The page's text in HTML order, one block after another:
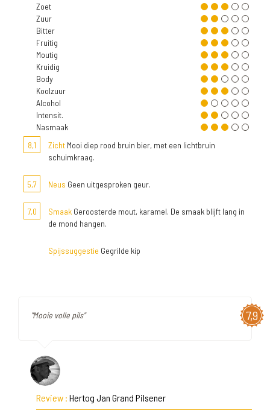
Zoet
Zuur
Bitter
Fruitig
Moutig
Kruidig
Body
Koolzuur
Alcohol
Intensit.
Nasmaak
8,1
Zicht Mooi diep rood bruin bier, met een lichtbruin
schuimkraag.
5,7 Neus Geen uitgesproken geur.
7,0 Smaak Geroosterde mout, karamel. De smaak blijft lang in
de mond hangen.
Spijssuggestie Gegrilde kip
7,9
"Mooie volle pils"
Review : Hertog Jan Grand Pilsener